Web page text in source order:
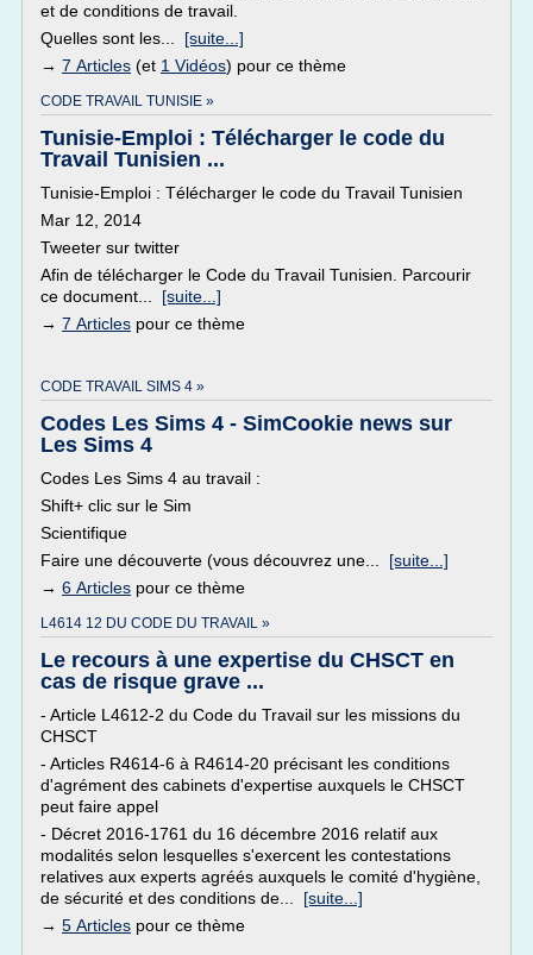
et de conditions de travail.
Quelles sont les... [suite...]
→ 7 Articles (et 1 Vidéos) pour ce thème
CODE TRAVAIL TUNISIE »
Tunisie-Emploi : Télécharger le code du
Travail Tunisien ...
Tunisie-Emploi : Télécharger le code du Travail Tunisien
Mar 12, 2014
Tweeter sur twitter
Afin de télécharger le Code du Travail Tunisien. Parcourir
ce document... [suite...]
→ 7 Articles pour ce thème
CODE TRAVAIL SIMS 4 »
Codes Les Sims 4 - SimCookie news sur
Les Sims 4
Codes Les Sims 4 au travail :
Shift+ clic sur le Sim
Scientifique
Faire une découverte (vous découvrez une... [suite...]
→ 6 Articles pour ce thème
L4614 12 DU CODE DU TRAVAIL »
Le recours à une expertise du CHSCT en
cas de risque grave ...
- Article L4612-2 du Code du Travail sur les missions du
CHSCT
- Articles R4614-6 à R4614-20 précisant les conditions
d'agrément des cabinets d'expertise auxquels le CHSCT
peut faire appel
- Décret 2016-1761 du 16 décembre 2016 relatif aux
modalités selon lesquelles s'exercent les contestations
relatives aux experts agréés auxquels le comité d'hygiène,
de sécurité et des conditions de... [suite...]
→ 5 Articles pour ce thème